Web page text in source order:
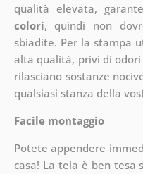
qualità elevata,
colori, quindi non
sbiadite. Per la stampa
alta qualità, privi di
rilasciano sostanze
qualsiasi stanza della
Facile montaggio
Potete appendere
casa! La tela è ben tesa